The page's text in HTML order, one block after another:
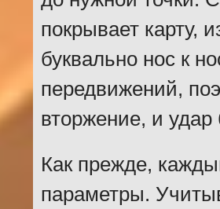
покрывает карту,
буквально нос к
передвижений,
вторжение, и
Как прежде,
параметры.